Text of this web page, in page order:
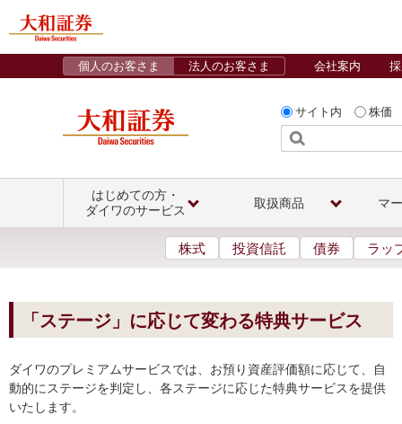
サイト内 株価
個人のお客さま 法人のお客さま 会社案内
はじめての方・
ダイワのサービス
取扱商品 マ
株式 投資信託 債券 ラッ
「ステージ」に応じて変わる特典サービス
ダイワのプレミアムサービスでは、お預り資産評価額に応じて、自
動的にステージを判定し、各ステージに応じた特典サービスを提供
いたします。